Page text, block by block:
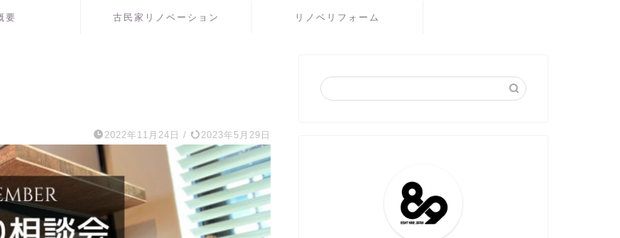
要 古民家リノベーション リノベリフォーム
2022年11月24日 / 2023年5月29日